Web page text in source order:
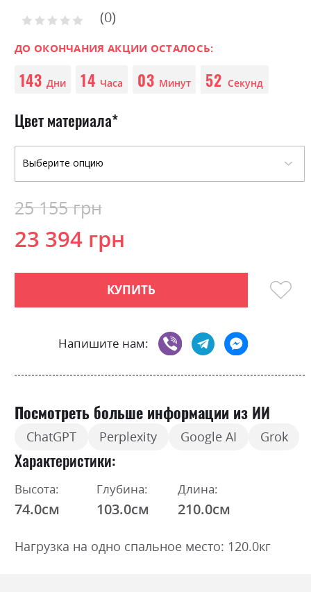
the
of
images
Рейтинг: 0
ДО ОКОНЧАНИЯ АКЦИИ ОСТАЛОСЬ:
143 Дни 14 Часа 03 Минут 51 Секунд
Цвет материала
23 394 грн
25 155 грн
КУПИТЬ
Напишите нам:
Посмотреть больше информации из ИИ
ChatGPT Perplexity Google AI Grok
Характеристики
Высота:
74.0см
Глубина:
103.0см
Длина:
210.0см
Нагрузка на одно спальное место: 120.0кг